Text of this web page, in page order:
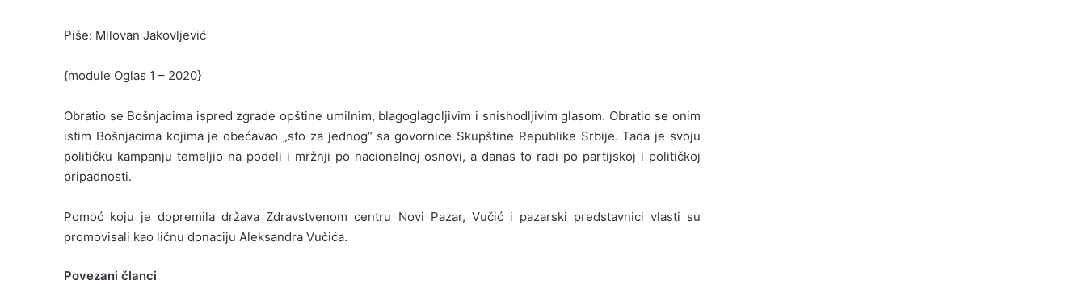
Piše: Milovan Jakovljević
{module Oglas 1 – 2020}
Obratio se Bošnjacima ispred zgrade opštine umilnim, blagoglagoljivim i snishodljivim glasom. Obratio se onim
istim Bošnjacima kojima je obećavao „sto za jednog“ sa govornice Skupštine Republike Srbije. Tada je svoju
političku kampanju temeljio na podeli i mržnji po nacionalnoj osnovi, a danas to radi po partijskoj i političkoj
pripadnosti.
Pomoć koju je dopremila država Zdravstvenom centru Novi Pazar, Vučić i pazarski predstavnici vlasti su
promovisali kao ličnu donaciju Aleksandra Vučića.
Povezani članci